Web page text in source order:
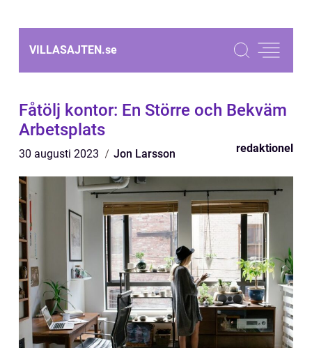
VILLASAJTEN.se
Fåtölj kontor: En Större och Bekväm
Arbetsplats
30 augusti 2023 Jon Larsson redaktionel